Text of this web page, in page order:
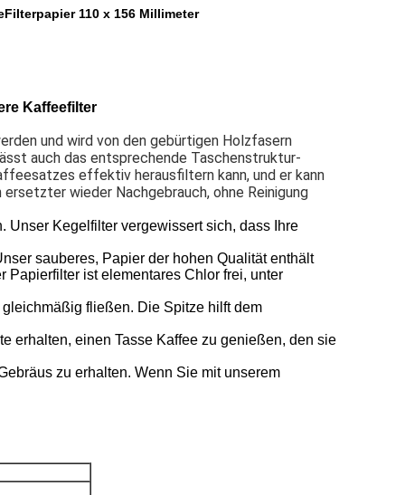
110 x 156 Millimeter
Kaffeefilter
und wird von den gebürtigen Holzfasern
auch das entsprechende Taschenstruktur-
effektiv herausfiltern kann, und er kann
wieder Nachgebrauch, ohne Reinigung
Kegelfilter vergewissert sich, dass Ihre
sauberes, Papier der hohen Qualität enthält
Papierfilter ist elementares Chlor frei, unter
fließen. Die Spitze hilft dem
erhalten, einen Tasse Kaffee zu genießen, den sie
zu erhalten. Wenn Sie mit unserem